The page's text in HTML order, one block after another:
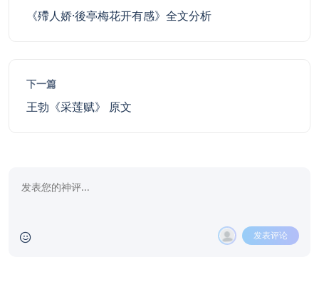
《殢人娇·後亭梅花开有感》全文分析
下一篇
王勃《采莲赋》 原文
发表评论